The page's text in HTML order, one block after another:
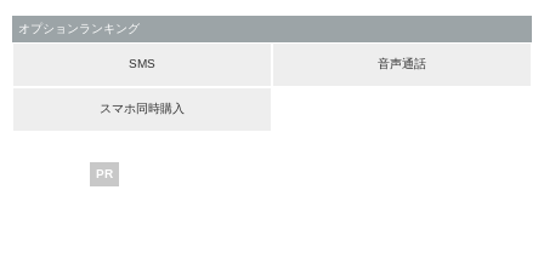
オプションランキング
SMS 音声通話
スマホ同時購入
PR